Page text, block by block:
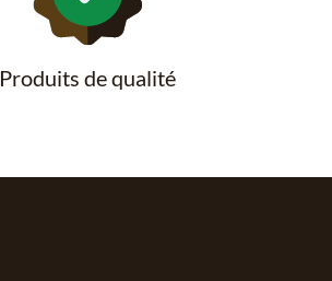
Produits de qualité